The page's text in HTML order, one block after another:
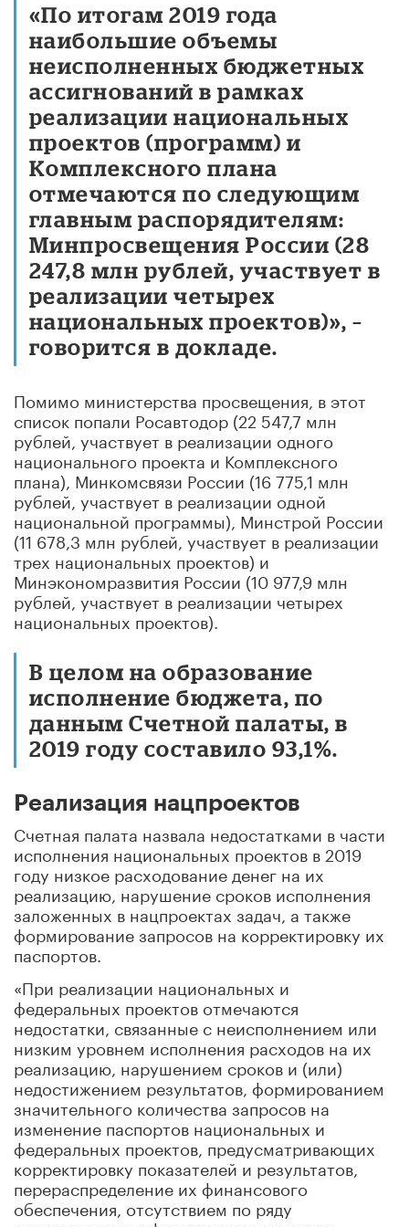
«По итогам 2019 года
наибольшие объемы
неисполненных бюджетных
ассигнований в рамках
реализации национальных
проектов (программ) и
Комплексного плана
отмечаются по следующим
главным распорядителям:
Минпросвещения России (28
247,8 млн рублей, участвует в
реализации четырех
национальных проектов)», –
говорится в докладе.
Помимо министерства просвещения, в этот
список попали Росавтодор (22 547,7 млн
рублей, участвует в реализации одного
национального проекта и Комплексного
плана), Минкомсвязи России (16 775,1 млн
рублей, участвует в реализации одной
национальной программы), Минстрой России
(11 678,3 млн рублей, участвует в реализации
трех национальных проектов) и
Минэкономразвития России (10 977,9 млн
рублей, участвует в реализации четырех
национальных проектов).
В целом на образование
исполнение бюджета, по
данным Счетной палаты, в
2019 году составило 93,1%.
Реализация нацпроектов
Счетная палата назвала недостатками в части
исполнения национальных проектов в 2019
году низкое расходование денег на их
реализацию, нарушение сроков исполнения
заложенных в нацпроектах задач, а также
формирование запросов на корректировку их
паспортов.
«При реализации национальных и
федеральных проектов отмечаются
недостатки, связанные с неисполнением или
низким уровнем исполнения расходов на их
реализацию, нарушением сроков и (или)
недостижением результатов, формированием
значительного количества запросов на
изменение паспортов национальных и
федеральных проектов, предусматривающих
корректировку показателей и результатов,
перераспределение их финансового
обеспечения, отсутствием по ряду